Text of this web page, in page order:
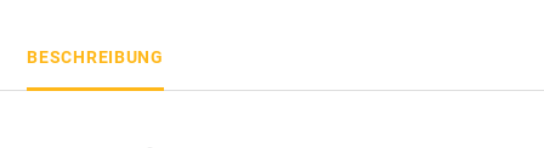
BESCHREIBUNG